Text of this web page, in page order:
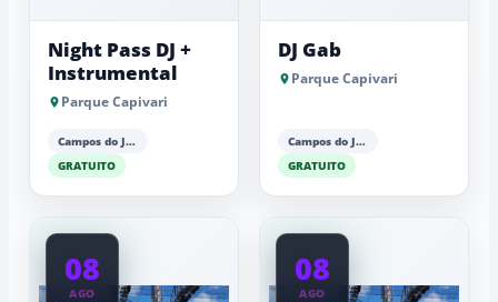
Night Pass DJ +
Instrumental
Parque Capivari
Campos do Jordão
GRATUITO
DJ Gab
Parque Capivari
Campos do Jordão
GRATUITO
08
AGO
08
AGO